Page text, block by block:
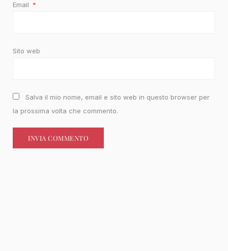
Email *
Sito web
Salva il mio nome, email e sito web in questo browser per
la prossima volta che commento.